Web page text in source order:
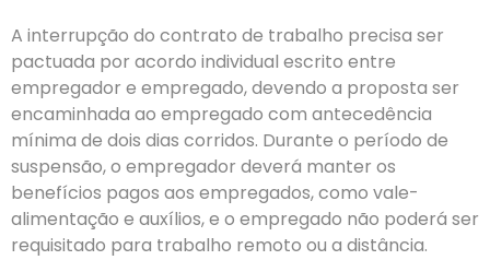
A interrupção do contrato de trabalho precisa ser
pactuada por acordo individual escrito entre
empregador e empregado, devendo a proposta ser
encaminhada ao empregado com antecedência
mínima de dois dias corridos. Durante o período de
suspensão, o empregador deverá manter os
benefícios pagos aos empregados, como vale-
alimentação e auxílios, e o empregado não poderá ser
requisitado para trabalho remoto ou a distância.